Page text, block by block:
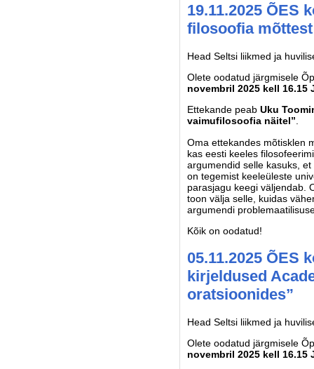
19.11.2025 ÕES
filosoofia
Head Seltsi liikmed ja
Olete oodatud järgmisele
novembril 2025 kell 16.15
Ettekande peab Uku
vaimufilosoofia näitel”.
Oma ettekandes mõtisklen
kas eesti keeles
argumendid selle kasuks,
on tegemist keeleüleste
parasjagu keegi väljendab.
toon välja selle, kuidas
argumendi
Kõik on oodatud!
05.11.2025 ÕES
kirjeldused
oratsioonides”
Head Seltsi liikmed ja
Olete oodatud järgmisele
novembril 2025 kell 16.15